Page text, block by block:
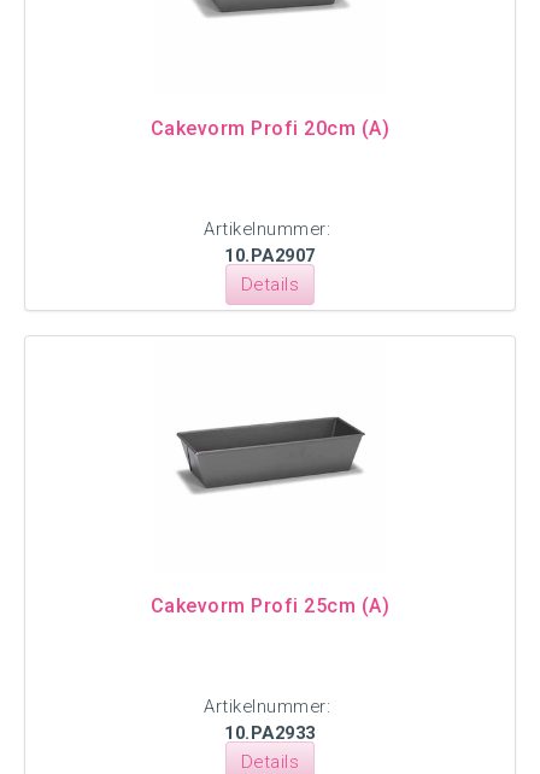
Cakevorm Profi 20cm (A)
Artikelnummer:
10.PA2907
Details
Cakevorm Profi 25cm (A)
Artikelnummer:
10.PA2933
Details